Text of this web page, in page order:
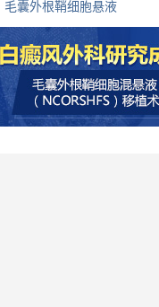
美国新一代皮肤CT影像系统
全新智能308激光祛白
毛囊外根鞘细胞悬液